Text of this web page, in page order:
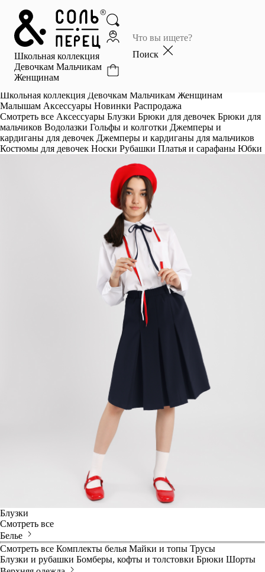
Школьная коллекция
Девочкам Мальчикам
Женщинам
Поиск
Главная
Каталог
Избранное
Школьная коллекция Девочкам Мальчикам Женщинам
Малышам Аксессуары Новинки Распродажа
Смотреть все Аксессуары Блузки Брюки для девочек Брюки для
мальчиков Водолазки Гольфы и колготки Джемперы и
кардиганы для девочек Джемперы и кардиганы для мальчиков
Костюмы для девочек Носки Рубашки Платья и сарафаны Юбки
Блузки
Смотреть все
Белье
Смотреть все Комплекты белья Майки и топы Трусы
Блузки и рубашки Бомберы, кофты и толстовки Брюки Шорты